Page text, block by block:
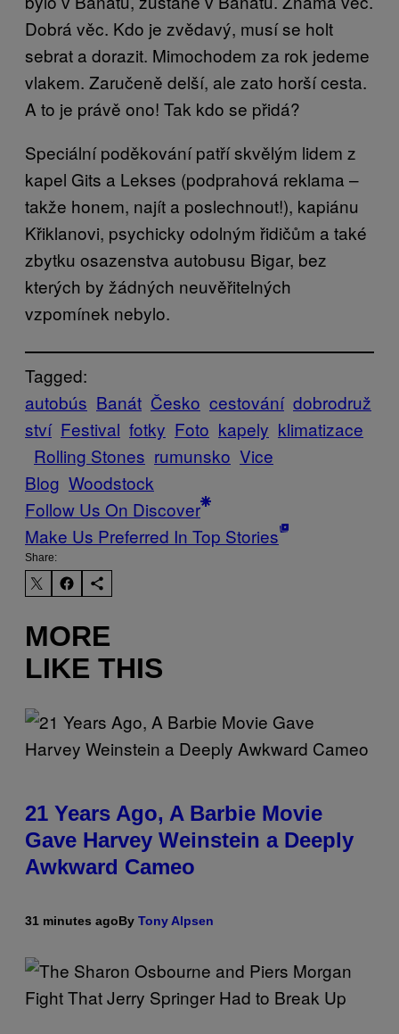
Dobrá věc. Kdo je zvědavý, musí se holt
sebrat a dorazit. Mimochodem za rok jedeme
vlakem. Zaručeně delší, ale zato horší cesta.
A to je právě ono! Tak kdo se přidá?
Speciální poděkování patří skvělým lidem z
kapel Gits a Lekses (podprahová reklama –
takže honem, najít a poslechnout!), kapiánu
Křiklanovi, psychicky odolným řidičům a také
zbytku osazenstva autobusu Bigar, bez
kterých by žádných neuvěřitelných
vzpomínek nebylo.
Tagged:
autobús Banát Česko cestování dobrodruž
ství Festival fotky Foto kapely klimatizace
Rolling Stones rumunsko Vice
Blog Woodstock
Follow Us On Discover
Make Us Preferred In Top Stories
Share:
MORE
LIKE THIS
21 Years Ago, A Barbie Movie
Gave Harvey Weinstein a Deeply
Awkward Cameo
31 minutes agoBy Tony Alpsen